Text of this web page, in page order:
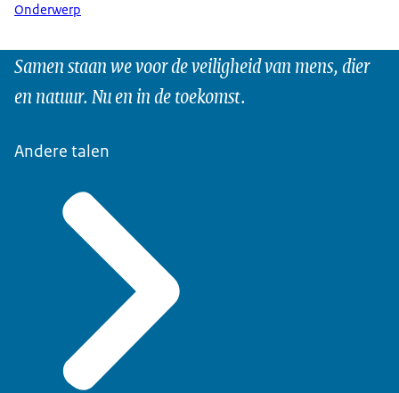
Onderwerp
Samen staan we voor de veiligheid van mens, dier
en natuur. Nu en in de toekomst.
Andere talen